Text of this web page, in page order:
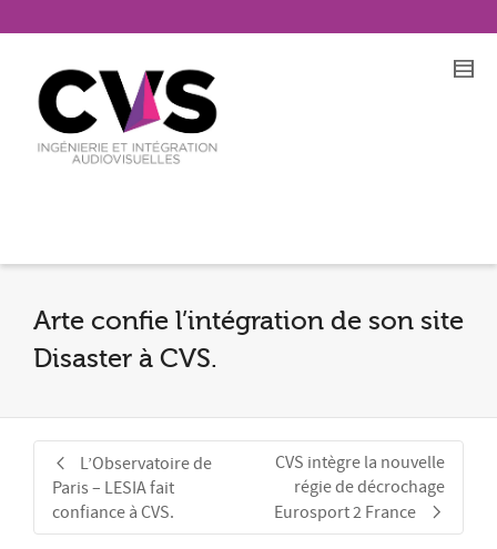
Arte confie l’intégration de son site
Disaster à CVS.
L’Observatoire de
Paris – LESIA fait
confiance à CVS.
CVS intègre la nouvelle
régie de décrochage
Eurosport 2 France